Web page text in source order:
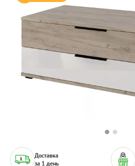
Доставка
за 1 день